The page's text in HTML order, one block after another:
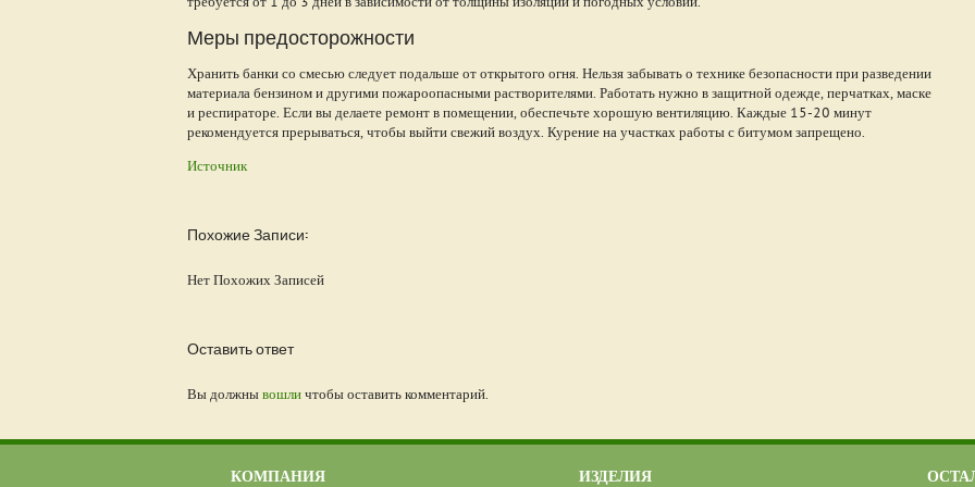
Меры предосторожности
Хранить банки со смесью следует подальше от открытого огня. Нельзя забывать о технике безопасности при разведении
материала бензином и другими пожароопасными растворителями. Работать нужно в защитной одежде, перчатках, маске
и респираторе. Если вы делаете ремонт в помещении, обеспечьте хорошую вентиляцию. Каждые 15-20 минут
рекомендуется прерываться, чтобы выйти свежий воздух. Курение на участках работы с битумом запрещено.
Источник
Похожие Записи:
Нет Похожих Записей
Оставить ответ
Вы должнывошличтобы оставить комментарий.
КОМПАНИЯ ИЗДЕЛИЯ